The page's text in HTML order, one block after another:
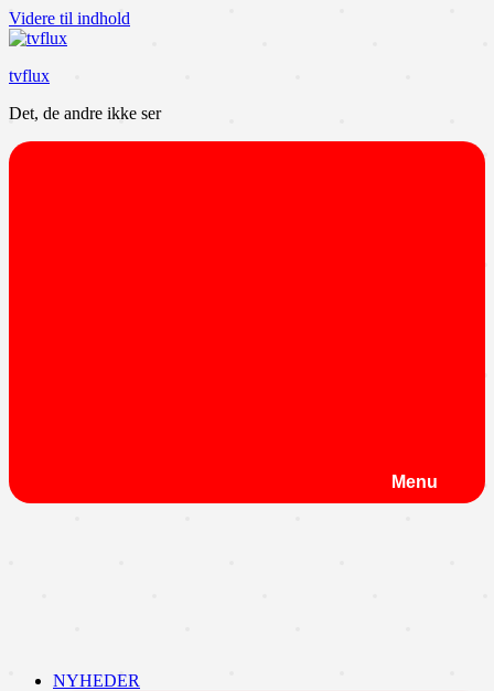
Videre til indhold
tvflux
Det, de andre ikke ser
Menu
NYHEDER